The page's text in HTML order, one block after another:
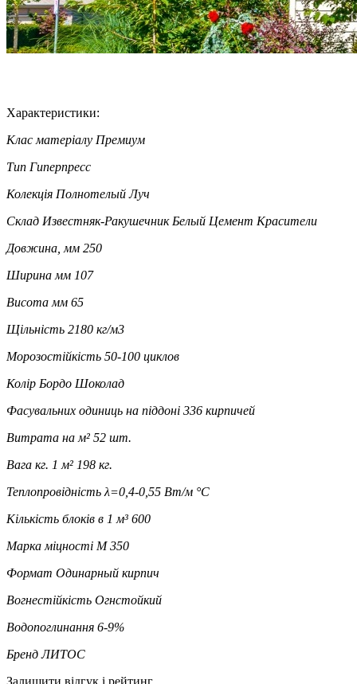
Характеристики:
Клас матеріалу Премиум
Тип Гиперпресс
Колекція Полнотелый Луч
Склад Известняк-Ракушечник Белый Цемент Красители
Довжина, мм 250
Ширина мм 107
Висота мм 65
Щільність 2180 кг/м3
Морозостійкість 50-100 циклов
Колір Бордо Шоколад
Фасувальних одиниць на піддоні 336 кирпичей
Витрата на м² 52 шт.
Вага кг. 1 м² 198 кг.
Теплопровідність λ=0,4-0,55 Вт/м °С
Кількість блоків в 1 м³ 600
Марка міцності М 350
Формат Одинарный кирпич
Вогнестійкість Огнстойкий
Водопоглинання 6-9%
Бренд ЛИТОС